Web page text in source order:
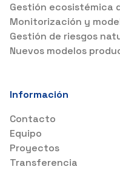
Gestión ecosistémica
Monitorización y
Gestión de riesgos
Nuevos modelos
Información
Contacto
Equipo
Proyectos
Transferencia